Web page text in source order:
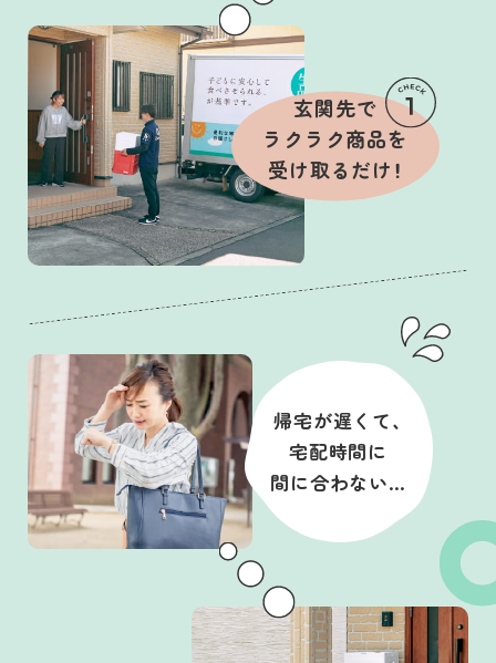
玄関先で
ラクラク商品を
受け取るだけ！
帰宅が遅くて、
宅配時間に
間に合わない…